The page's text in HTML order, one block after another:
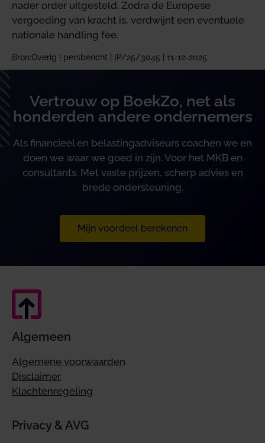
nader order uitgesteld. Zodra de Europese
vergoeding van kracht is, verdwijnt een eventuele
nationale handling fee.
Bron:Overig | persbericht | IP/25/3045 | 11-12-2025
Vertrouw op BoekZo, net als
honderden andere ondernemers
Als financieel en belastingadviseurs coachen we en
doen we waar we goed in zijn. Voor het MKB en
consultants. Met vaste prijzen, scherp advies en
brede ondersteuning.
Mijn voordeel berekenen
Algemeen
Algemene voorwaarden
Disclaimer
Klachtenregeling
Privacy & AVG